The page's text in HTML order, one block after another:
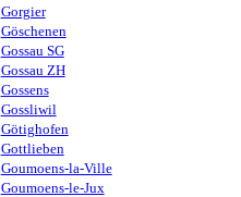
Gorgier
Göschenen
Gossau SG
Gossau ZH
Gossens
Gossliwil
Götighofen
Gottlieben
Goumoens-la-Ville
Goumoens-le-Jux